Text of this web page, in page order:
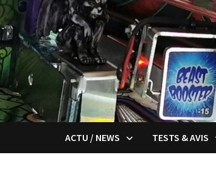
ACTU / NEWS TESTS & AVIS